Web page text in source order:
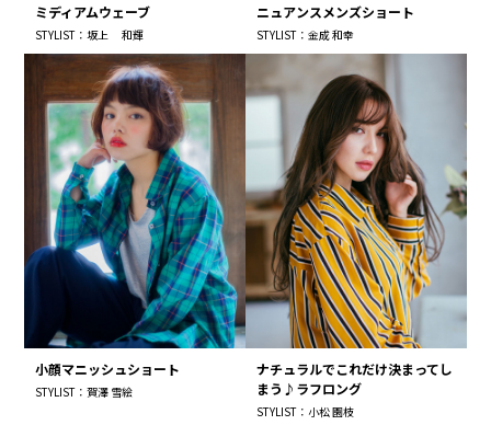
ミディアムウェーブ
STYLIST：坂上 和輝
ニュアンスメンズショート
STYLIST：金成 和幸
小顔マニッシュショート
STYLIST：賀澤 雪絵
ナチュラルでこれだけ決まってし
まう♪ラフロング
STYLIST：小松 園枝